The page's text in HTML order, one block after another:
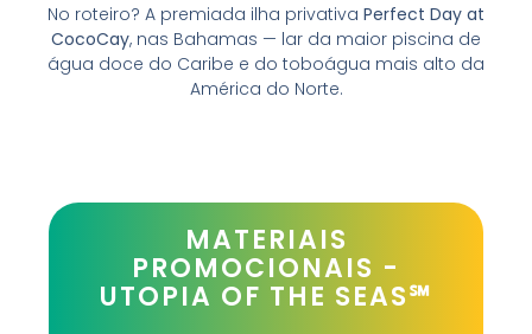
No roteiro? A premiada ilha privativa Perfect Day at
CocoCay, nas Bahamas — lar da maior piscina de
água doce do Caribe e do toboágua mais alto da
América do Norte.
MATERIAIS
PROMOCIONAIS -
UTOPIA OF THE SEAS℠